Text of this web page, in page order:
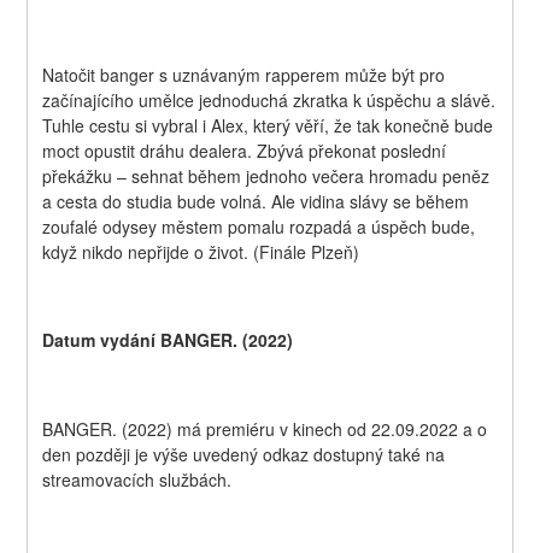
Natočit banger s uznávaným rapperem může být pro
začínajícího umělce jednoduchá zkratka k úspěchu a slávě.
Tuhle cestu si vybral i Alex, který věří, že tak konečně bude
moct opustit dráhu dealera. Zbývá překonat poslední
překážku – sehnat během jednoho večera hromadu peněz
a cesta do studia bude volná. Ale vidina slávy se během
zoufalé odysey městem pomalu rozpadá a úspěch bude,
když nikdo nepřijde o život. (Finále Plzeň)
Datum vydání BANGER. (2022)
BANGER. (2022) má premiéru v kinech od 22.09.2022 a o
den později je výše uvedený odkaz dostupný také na
streamovacích službách.